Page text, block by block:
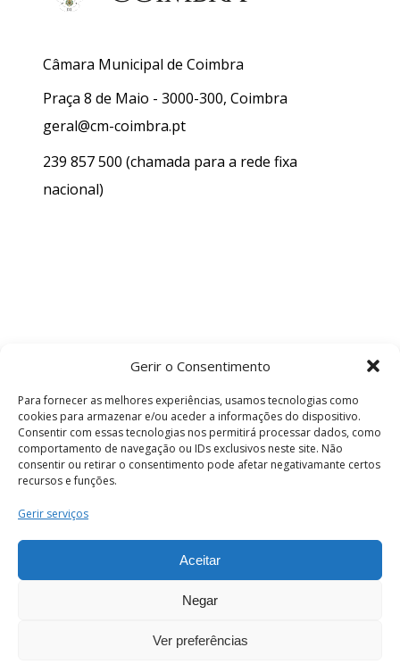
Gerir o Consentimento
Para fornecer as melhores experiências, usamos tecnologias como
cookies para armazenar e/ou aceder a informações do dispositivo.
Consentir com essas tecnologias nos permitirá processar dados, como
comportamento de navegação ou IDs exclusivos neste site. Não
consentir ou retirar o consentimento pode afetar negativamante certos
recursos e funções.
Gerir serviços
Aceitar
Negar
Ver preferências
Câmara Municipal de Coimbra
Praça 8 de Maio - 3000-300, Coimbra
geral@cm-coimbra.pt
239 857 500 (chamada para a rede fixa
nacional)
Termos e Condições
os direitos reservados.